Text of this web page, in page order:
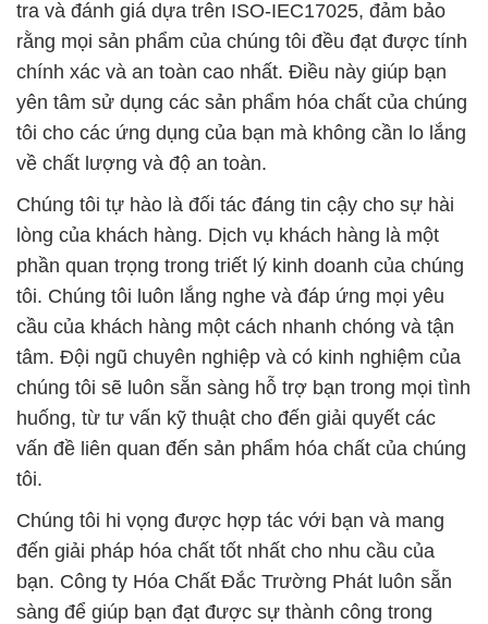
tra và đánh giá dựa trên ISO-IEC17025, đảm bảo
rằng mọi sản phẩm của chúng tôi đều đạt được tính
chính xác và an toàn cao nhất. Điều này giúp bạn
yên tâm sử dụng các sản phẩm hóa chất của chúng
tôi cho các ứng dụng của bạn mà không cần lo lắng
về chất lượng và độ an toàn.
Chúng tôi tự hào là đối tác đáng tin cậy cho sự hài
lòng của khách hàng. Dịch vụ khách hàng là một
phần quan trọng trong triết lý kinh doanh của chúng
tôi. Chúng tôi luôn lắng nghe và đáp ứng mọi yêu
cầu của khách hàng một cách nhanh chóng và tận
tâm. Đội ngũ chuyên nghiệp và có kinh nghiệm của
chúng tôi sẽ luôn sẵn sàng hỗ trợ bạn trong mọi tình
huống, từ tư vấn kỹ thuật cho đến giải quyết các
vấn đề liên quan đến sản phẩm hóa chất của chúng
tôi.
Chúng tôi hi vọng được hợp tác với bạn và mang
đến giải pháp hóa chất tốt nhất cho nhu cầu của
bạn. Công ty Hóa Chất Đắc Trường Phát luôn sẵn
sàng để giúp bạn đạt được sự thành công trong